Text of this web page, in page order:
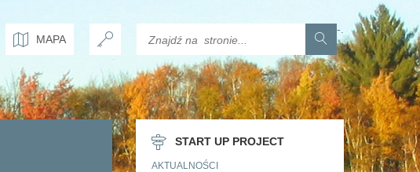
-
MAPA
START UP PROJECT
AKTUALNOŚCI